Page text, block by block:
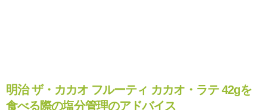
明治 ザ・カカオ フルーティ カカオ・ラテ 42gを
食べる際の塩分管理のアドバイス